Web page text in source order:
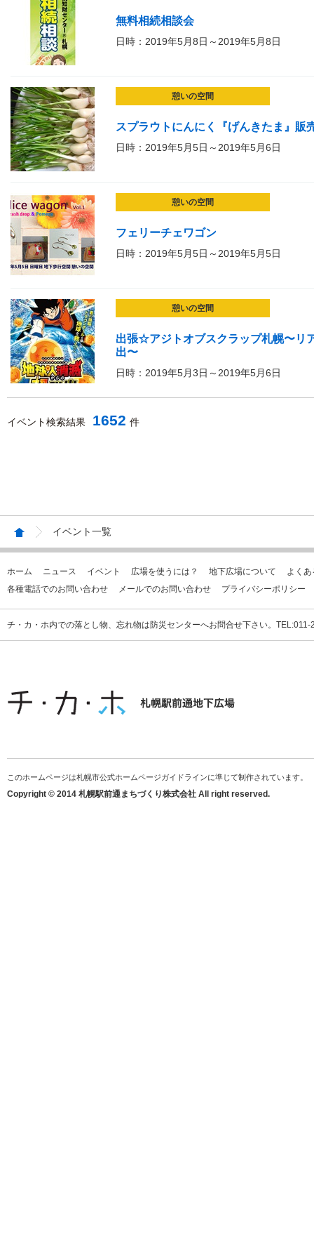
無料相続相談会
日時：2019年5月8日～2019年5月8日
憩いの空間
スプラウトにんにく『げんきたま』販
日時：2019年5月5日～2019年5月6日
憩いの空間
フェリーチェワゴン
日時：2019年5月5日～2019年5月5日
憩いの空間
出張☆アジトオブスクラップ札幌〜リ
出〜
日時：2019年5月3日～2019年5月6日
イベント検索結果 1652 件
イベント一覧
ホーム ニュース イベント 広場を使うには？ 地下広場について
よく
各種電話でのお問い合わせ
メールでのお問い合わせ プライバシーポリシー
チ・カ・ホ内での落とし物、忘れ物は防災センターへお問合せ下さい。
このホームページは札幌市公式ホームページガイドラインに準じて制作されています。
Copyright © 2014 札幌駅前通まちづくり株式会社 All right reserved.